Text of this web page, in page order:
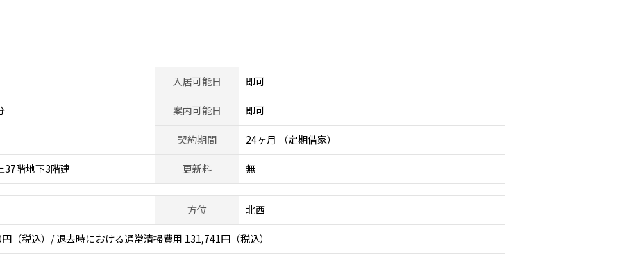
入居可能日 即可
案内可能日 即可
契約期間 24ヶ月 （定期借家）
37階地下3階建 更新料 無
方位 北西
（税込）/ 退去時における通常清掃費用 131,741円（税込）